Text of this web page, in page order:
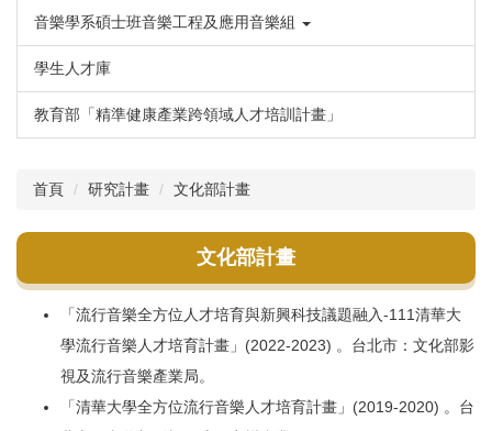
音樂學系碩士班音樂工程及應用音樂組
學生人才庫
教育部「精準健康產業跨領域人才培訓計畫」
首頁 研究計畫 文化部計畫
文化部計畫
「流行音樂全方位人才培育與新興科技議題融入-111清華大
學流行音樂人才培育計畫」(2022-2023) 。台北市：文化部影
視及流行音樂產業局。
「清華大學全方位流行音樂人才培育計畫」(2019-2020) 。台